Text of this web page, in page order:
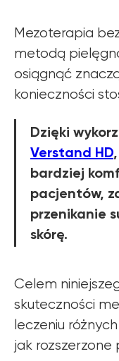
Mezoterapia
metodą
osiągnąć
konieczności
Dzięki
Verstand HD
bardziej
pacjentów,
przenikanie
skórę.
Celem
skuteczności
leczeniu
jak rozszerzone
WIĘCEJ
OFERTACH